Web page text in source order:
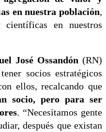
en nuestra población,
en nuestros
José Ossandón(RN)
socios estratégicos
ellos, recalcando que
socio, pero para ser
. “Necesitamos gente
después que existan